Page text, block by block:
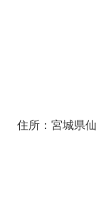
住所：宮城県